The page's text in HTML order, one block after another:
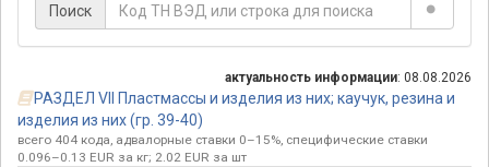
Поиск
актуальность информации: 08.08.2026
РАЗДЕЛ VII Пластмассы и изделия из них; каучук, резина и
изделия из них (гр. 39-40)
всего 404 кода, адвалорные ставки 0–15%, специфические ставки
0.096–0.13 EUR за кг; 2.02 EUR за шт